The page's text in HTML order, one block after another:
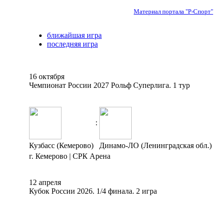
Материал портала "Р-Спорт"
ближайшая игра
последняя игра
16 октября
Чемпионат России 2027 Рольф Суперлига. 1 тур
:
Кузбасс (Кемерово)
Динамо-ЛО (Ленинградская обл.)
г. Кемерово | СРК Арена
12 апреля
Кубок России 2026. 1/4 финала. 2 игра